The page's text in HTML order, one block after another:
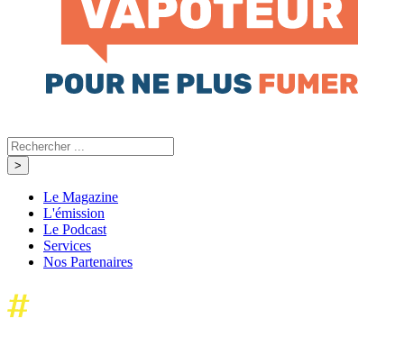
Le Magazine
L'émission
Le Podcast
Services
Nos Partenaires